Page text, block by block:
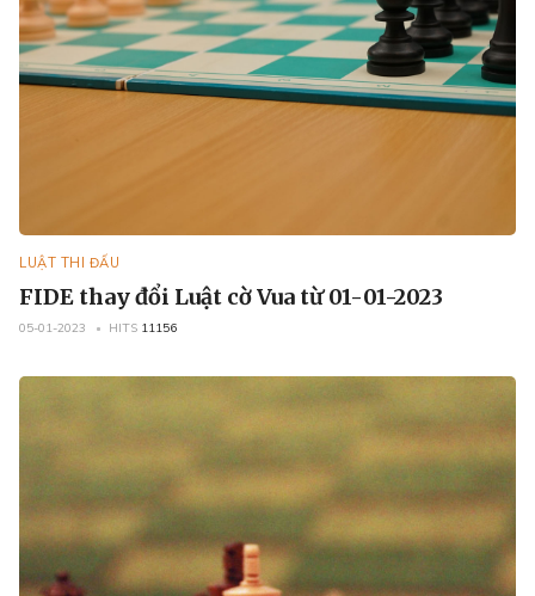
LUẬT THI ĐẤU
FIDE thay đổi Luật cờ Vua từ 01-01-2023
05-01-2023 HITS 11156